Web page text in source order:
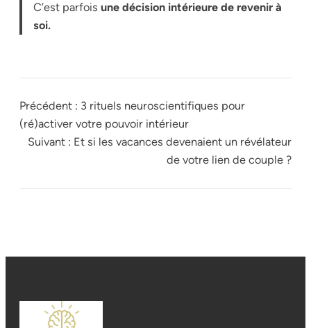
C’est parfoisune décision intérieure de revenir à
soi.
Précédent : 3 rituels neuroscientifiques pour
(ré)activer votre pouvoir intérieur
Suivant : Et si les vacances devenaient un révélateur
de votre lien de couple ?